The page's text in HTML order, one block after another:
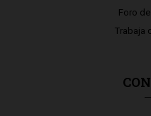
Foro
Trabaja